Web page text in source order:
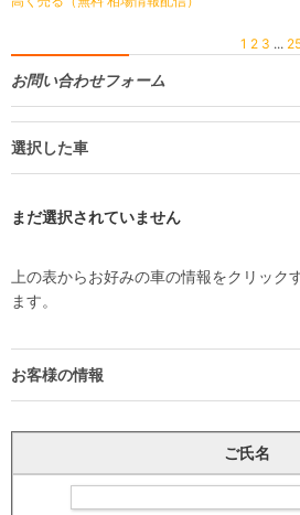
1 2 3 ...
お問い合わせフォーム
選択した車
まだ選択されていません
上の表からお好みの車の情報をクリック
ます。
お客様の情報
ご氏名